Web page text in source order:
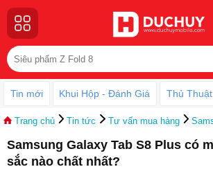
Tin mới Khui Hộp - Đánh Giá Thủ
Trang chủ Tin tức Tư vấn mua hàng
Samsung Galaxy Tab S8 Plus có
sắc nào chất nhất?